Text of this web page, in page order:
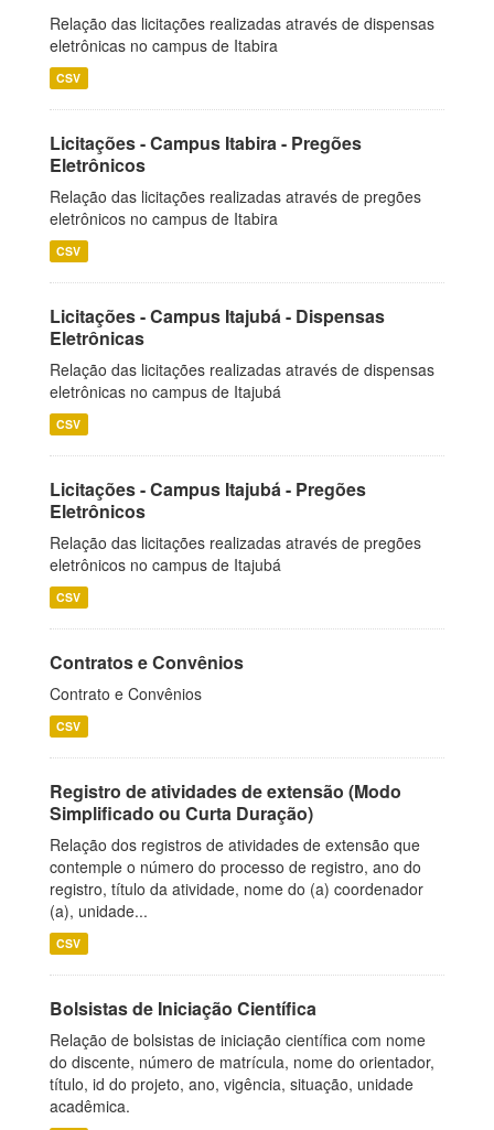
Relação das licitações realizadas através de dispensas
eletrônicas no campus de Itabira
CSV
Licitações - Campus Itabira - Pregões
Eletrônicos
Relação das licitações realizadas através de pregões
eletrônicos no campus de Itabira
CSV
Licitações - Campus Itajubá - Dispensas
Eletrônicas
Relação das licitações realizadas através de dispensas
eletrônicas no campus de Itajubá
CSV
Licitações - Campus Itajubá - Pregões
Eletrônicos
Relação das licitações realizadas através de pregões
eletrônicos no campus de Itajubá
CSV
Contratos e Convênios
Contrato e Convênios
CSV
Registro de atividades de extensão (Modo
Simplificado ou Curta Duração)
Relação dos registros de atividades de extensão que
contemple o número do processo de registro, ano do
registro, título da atividade, nome do (a) coordenador
(a), unidade...
CSV
Bolsistas de Iniciação Científica
Relação de bolsistas de iniciação científica com nome
do discente, número de matrícula, nome do orientador,
título, id do projeto, ano, vigência, situação, unidade
acadêmica.